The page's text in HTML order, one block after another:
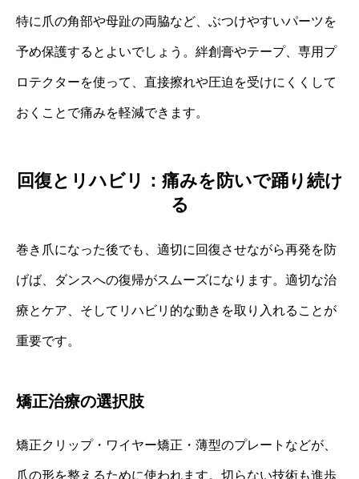
特に爪の角部や母趾の両脇など、ぶつけやすいパーツを
予め保護するとよいでしょう。絆創膏やテープ、専用プ
ロテクターを使って、直接擦れや圧迫を受けにくくして
おくことで痛みを軽減できます。
回復とリハビリ：痛みを防いで踊り続け
る
巻き爪になった後でも、適切に回復させながら再発を防
げば、ダンスへの復帰がスムーズになります。適切な治
療とケア、そしてリハビリ的な動きを取り入れることが
重要です。
矯正治療の選択肢
矯正クリップ・ワイヤー矯正・薄型のプレートなどが、
爪の形を整えるために使われます。切らない技術も進歩